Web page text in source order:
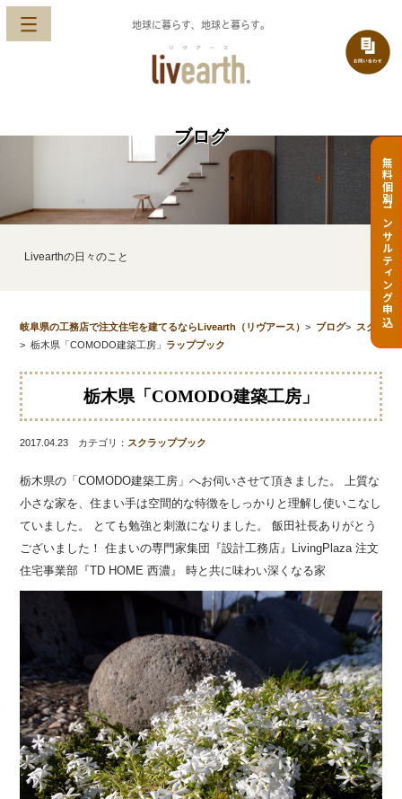
地球に暮らす、地球と暮らす。
無料個別コンサルティング申込
ブログ
Livearthの日々のこと
岐阜県の工務店で注文住宅を建てるならLivearth（リヴアース）> ブログ> スク
ラップブック
> 栃木県「COMODO建築工房」
栃木県「COMODO建築工房」
2017.04.23 カテゴリ： スクラップブック
栃木県の「COMODO建築工房」へお伺いさせて頂きました。 上質な
小さな家を、住まい手は空間的な特徴をしっかりと理解し使いこなし
ていました。 とても勉強と刺激になりました。 飯田社長ありがとう
ございました！ 住まいの専門家集団『設計工務店』LivingPlaza 注文
住宅事業部『TD HOME 西濃』 時と共に味わい深くなる家